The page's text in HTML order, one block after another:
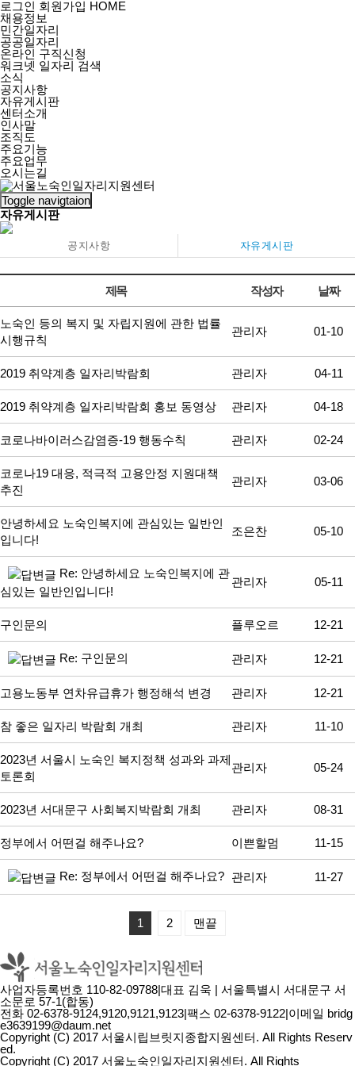
로그인 회원가입 HOME
채용정보
민간일자리
공공일자리
온라인 구직신청
워크넷 일자리 검색
소식
공지사항
자유게시판
센터소개
인사말
조직도
주요기능
주요업무
오시는길
Toggle navigtaion
자유게시판
공지사항 자유게시판
제목 작성자 날짜
노숙인 등의 복지 및 자립지원에 관한 법률
시행규칙
관리자 01-10
2019 취약계층 일자리박람회 관리자 04-11
2019 취약계층 일자리박람회 홍보 동영상 관리자 04-18
코로나바이러스감염증-19 행동수칙 관리자 02-24
코로나19 대응, 적극적 고용안정 지원대책
추진
관리자 03-06
안녕하세요 노숙인복지에 관심있는 일반인
입니다!
조은찬 05-10
Re: 안녕하세요 노숙인복지에 관
심있는 일반인입니다!
관리자 05-11
구인문의 플루오르 12-21
Re: 구인문의 관리자 12-21
고용노동부 연차유급휴가 행정해석 변경 관리자 12-21
참 좋은 일자리 박람회 개최 관리자 11-10
2023년 서울시 노숙인 복지정책 성과와 과제
토론회
관리자 05-24
2023년 서대문구 사회복지박람회 개최 관리자 08-31
정부에서 어떤걸 해주나요? 이쁜할멈 11-15
Re: 정부에서 어떤걸 해주나요? 관리자 11-27
1 2 맨끝
사업자등록번호 110-82-09788|대표 김욱 | 서울특별시 서대문구 서
소문로 57-1(합동)
전화 02-6378-9124,9120,9121,9123|팩스 02-6378-9122|이메일 bridg
e3639199@daum.net
Copyright (C) 2017 서울시립브릿지종합지원센터. All Rights Reserv
ed.
Copyright (C) 2017 서울노숙인일자리지원센터. All Rights